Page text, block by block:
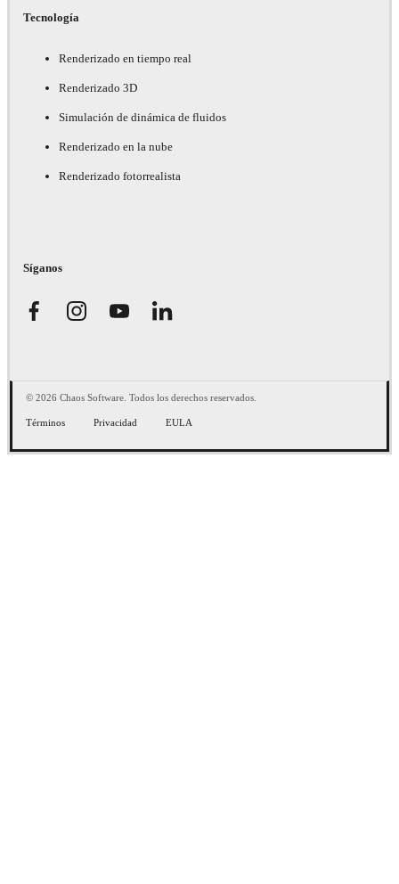
Tecnología
Renderizado en tiempo real
Renderizado 3D
Simulación de dinámica de fluidos
Renderizado en la nube
Renderizado fotorrealista
Síganos
© 2026 Chaos Software. Todos los derechos reservados.
Términos Privacidad EULA